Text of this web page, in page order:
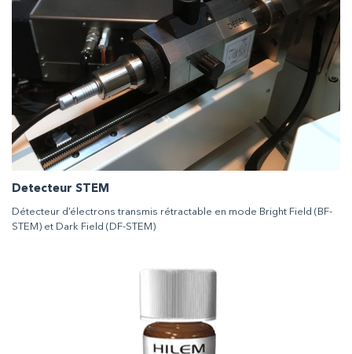
Detecteur STEM
Détecteur d’électrons transmis rétractable en mode Bright Field (BF-
STEM) et Dark Field (DF-STEM)